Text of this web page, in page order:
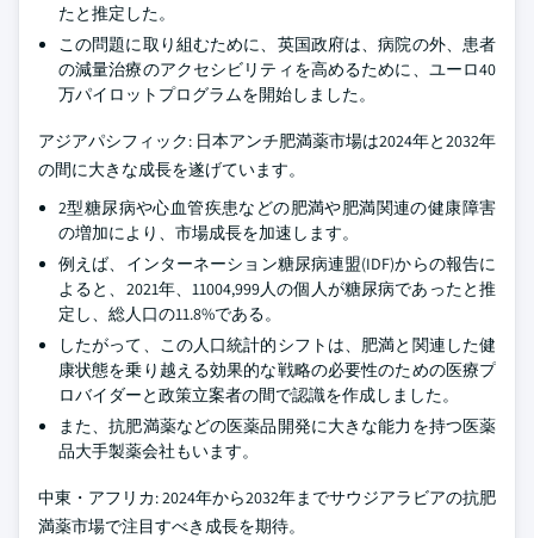
たと推定した。
この問題に取り組むために、英国政府は、病院の外、患者
の減量治療のアクセシビリティを高めるために、ユーロ40
万パイロットプログラムを開始しました。
アジアパシフィック: 日本アンチ肥満薬市場は2024年と2032年
の間に大きな成長を遂げています。
2型糖尿病や心血管疾患などの肥満や肥満関連の健康障害
の増加により、市場成長を加速します。
例えば、インターネーション糖尿病連盟(IDF)からの報告に
よると、2021年、11004,999人の個人が糖尿病であったと推
定し、総人口の11.8%である。
したがって、この人口統計的シフトは、肥満と関連した健
康状態を乗り越える効果的な戦略の必要性のための医療プ
ロバイダーと政策立案者の間で認識を作成しました。
また、抗肥満薬などの医薬品開発に大きな能力を持つ医薬
品大手製薬会社もいます。
中東・アフリカ: 2024年から2032年までサウジアラビアの抗肥
満薬市場で注目すべき成長を期待。